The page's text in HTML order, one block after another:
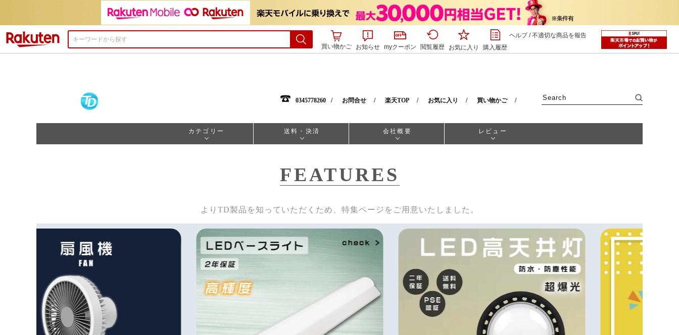
買い物かご
お知らせ myクーポン 閲覧履歴 お気に入り 購入履歴
ヘルプ/不適切な商品を報告
0345778260 お問合せ 楽天TOP お気に入り 買い物かご
カテゴリー 送料・決済 会社概要 レビュー
FEATURES
よりTD製品を知っていただくため、特集ページをご用意いたしました。